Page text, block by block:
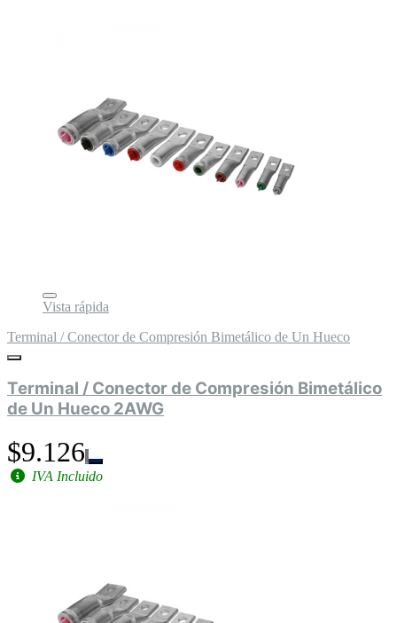
Vista rápida
Terminal / Conector de Compresión Bimetálico de Un Hueco
Terminal / Conector de Compresión Bimetálico
de Un Hueco 2AWG
$9.126
IVA Incluido